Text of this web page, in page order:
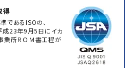
得
であるISOの、
成23年9月5日にイカ
業所ＲＯＭ書工程が